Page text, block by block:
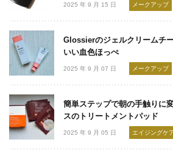
2025 年 9 月 15 日 メークアップ
Glossierのジェルクリームチ
いい血色ほっぺ
2025 年 9 月 07 日 メークアップ
簡単ステップで朝の手触りに
スのトリートメントパッド
2025 年 9 月 05 日 エイジングケ